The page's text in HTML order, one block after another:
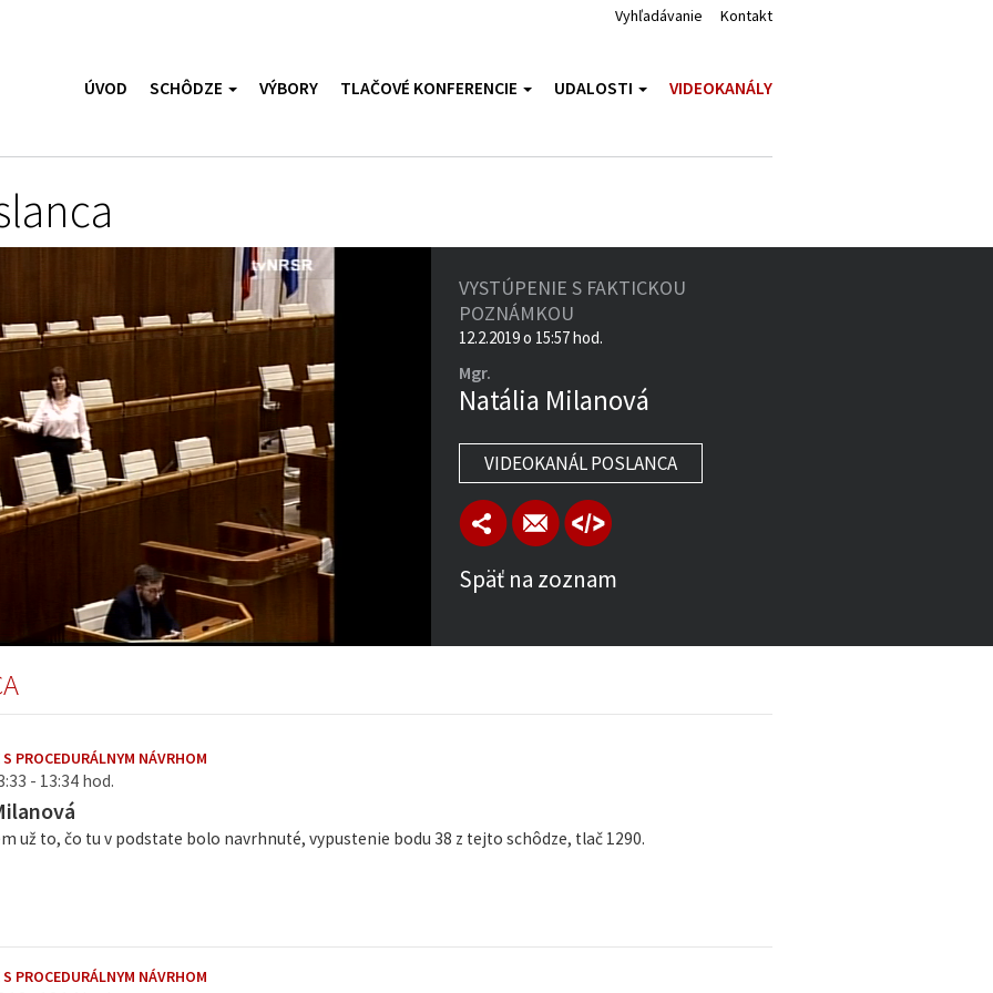
Vyhľadávanie Kontakt
ÚVOD SCHÔDZE VÝBORY TLAČOVÉ KONFERENCIE UDALOSTI VIDEOKANÁLY
VYSTÚPENIE S FAKTICKOU
POZNÁMKOU
12.2.2019 o 15:57 hod.
Mgr.
Natália Milanová
VIDEOKANÁL POSLANCA
Späť na zoznam
PROCEDURÁLNYM NÁVRHOM
- 13:34 hod.
už to, čo tu v podstate bolo navrhnuté, vypustenie bodu 38 z tejto schôdze, tlač 1290.
PROCEDURÁLNYM NÁVRHOM